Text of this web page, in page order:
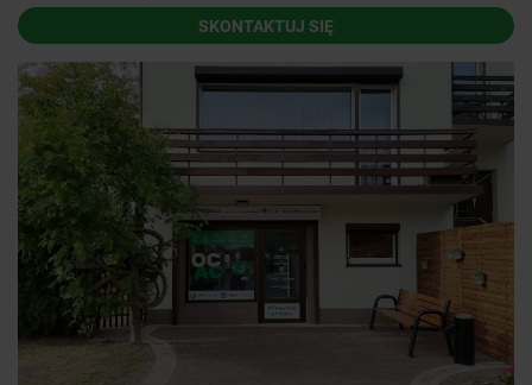
SKONTAKTUJ SIĘ